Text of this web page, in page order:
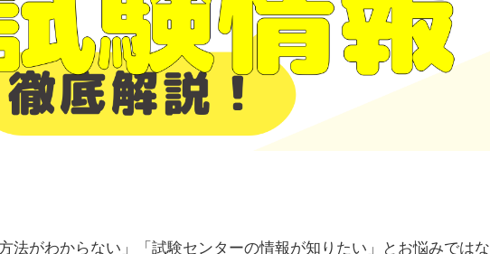
法がわからない」「試験センターの情報が知りたい」とお悩みではな